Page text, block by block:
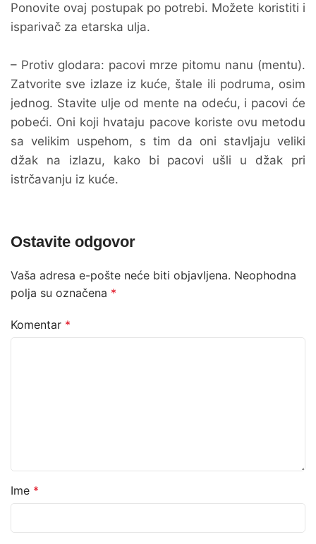
Ponovite ovaj postupak po potrebi. Možete koristiti i
isparivač za etarska ulja.
– Protiv glodara: pacovi mrze pitomu nanu (mentu).
Zatvorite sve izlaze iz kuće, štale ili podruma, osim
jednog. Stavite ulje od mente na odeću, i pacovi će
pobeći. Oni koji hvataju pacove koriste ovu metodu
sa velikim uspehom, s tim da oni stavljaju veliki
džak na izlazu, kako bi pacovi ušli u džak pri
istrčavanju iz kuće.
Ostavite odgovor
Vaša adresa e-pošte neće biti objavljena. Neophodna
polja su označena *
Komentar *
Ime *